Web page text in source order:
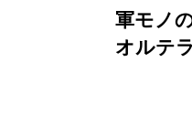
軍モノ
オルテ